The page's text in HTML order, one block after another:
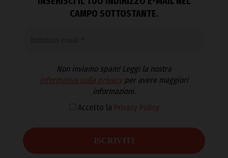
CAMPO SOTTOSTANTE.
Non inviamo spam! Leggi la nostra
Informativa sulla privacyper avere maggiori
informazioni.
Accetto la Privacy Policy